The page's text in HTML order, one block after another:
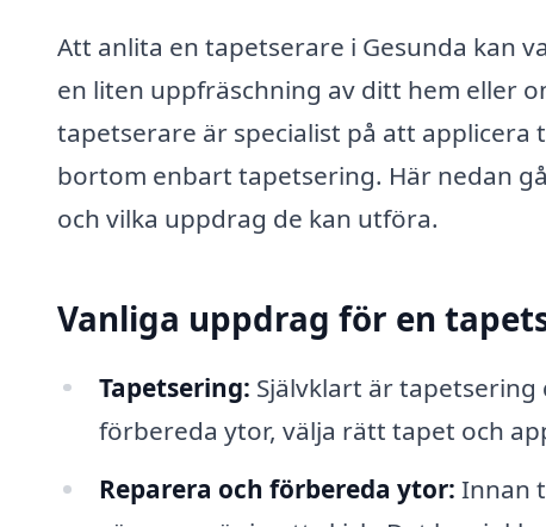
Att anlita en tapetserare i Gesunda kan
en liten uppfräschning av ditt hem eller
tapetserare är specialist på att applicera
bortom enbart tapetsering. Här nedan
och vilka uppdrag de kan utföra.
Vanliga uppdrag för en
Tapetsering: Självklart är
förbereda ytor, välja rätt tapet och
Reparera och förbereda ytor: Innan